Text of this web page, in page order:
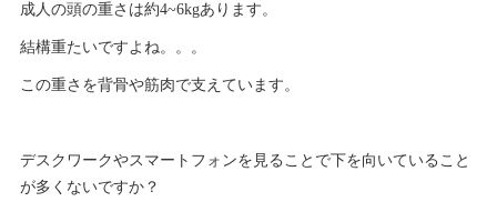
成人の頭の重さは約4~6kgあります。
結構重たいですよね。。。
この重さを背骨や筋肉で支えています。
デスクワークやスマートフォンを見ることで下を向いていること
が多くないですか？